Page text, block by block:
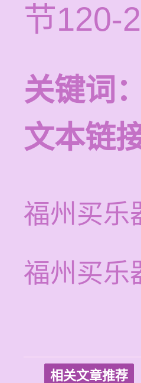
节120-
关键词：
文本链接
福州买乐
福州买乐
相关文章推荐